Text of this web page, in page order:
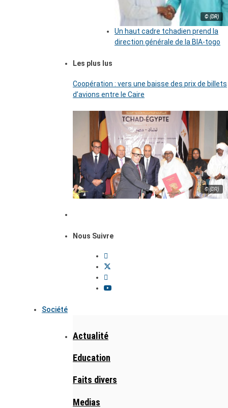
© (DR)
Un haut cadre tchadien prend la
direction générale de la BIA-togo
Les plus lus
Coopération : vers une baisse des prix de billets
d’avions entre le Caire
© (DR)
Nous Suivre
Société
Actualité
Education
Faits divers
Medias